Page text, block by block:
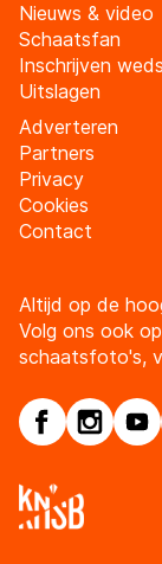
Nieuws & video
Schaatsfan
Inschrijven
Uitslagen
Adverteren
Partners
Privacy
Cookies
Contact
Altijd op de
Volg ons ook
schaatsfoto's,